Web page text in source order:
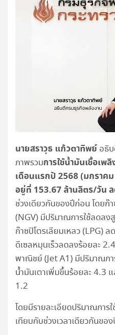
นายสราวุธ แก้วตาทิพย์ อธิ
ภาพรวมการใช้น้ำมันเชื้อเพ
เดือนแรกปั 2568 (มกราค
อยู่ที่ 153.67 ล้านลิตร/วัน
ช่วงเดียวกันของปีก่อน โดยก๊
(NGV) มีปริมาณการใช้ลดล
ก๊าซปิโตรเลียมเหลว (LPG)
ดีเซลหมุนเร็วลดลงร้อยละ
พาณิชย์ (Jet A1) มีปริมาณกา
น้ำมันเตาเพิ่มขึ้นร้อยละ 4.3
1.2
โดยมีรายละเอียดปริมาณการ
เทียบกับช่วงเวลาเดียวกันขอ